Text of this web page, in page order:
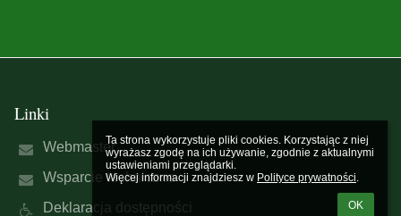
Ta strona wykorzystuje pliki cookies. Korzystając z niej
wyrażasz zgodę na ich używanie, zgodnie z aktualnymi
ustawieniami przeglądarki.
Więcej informacji znajdziesz w Polityce prywatności.
OK
Linki
Webmaster
Wsparcie techniczne
Deklaracja dostępności